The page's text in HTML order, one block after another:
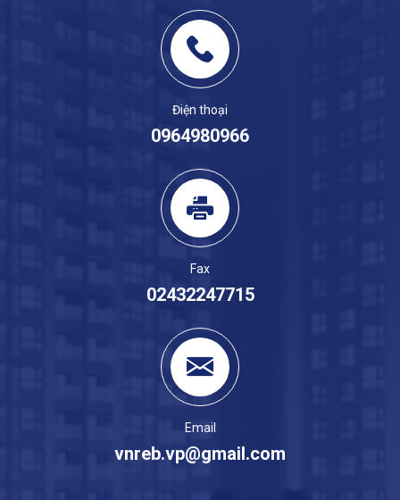
Điện thoại
0964980966
Fax
02432247715
Email
vnreb.vp@gmail.com